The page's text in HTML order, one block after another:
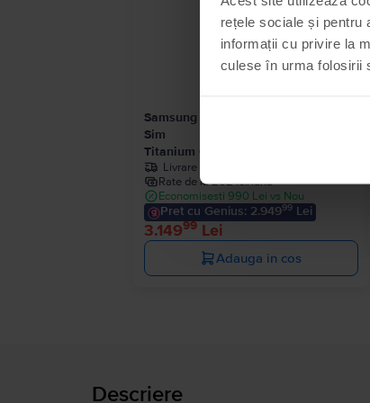
rețele sociale și pentru
informații cu privire la
culese în urma folosirii
Samsung Galaxy S24 Ultra 5G Dual
Sim
Titanium Grey, 256 GB, Excelent
Livrare estimata:
Rate de la 262 lei/luna
Economisesti 990 Lei vs Nou
Pret cu Genius: 2.94999Lei
3.14999Lei
Adauga in cos
Descriere